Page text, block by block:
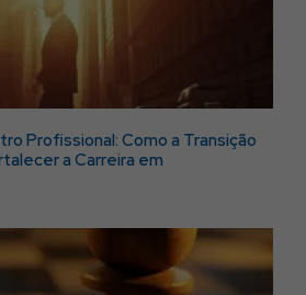
Profissional: Como a Transição
a Carreira em